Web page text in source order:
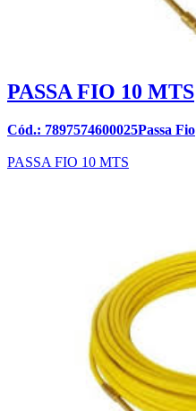
PASSA FIO 10 MTS
Cód.: 7897574600025Passa Fio
PASSA FIO 10 MTS